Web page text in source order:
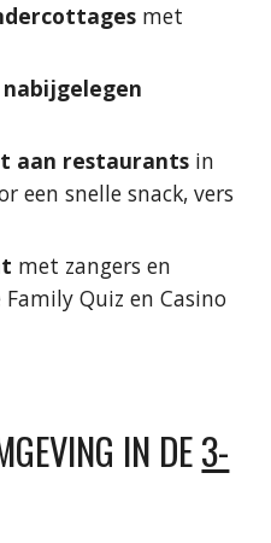
met
nabijgelegen
aan restaurants in
een snelle snack, vers
met zangers en
Quiz en Casino
IN DE3-